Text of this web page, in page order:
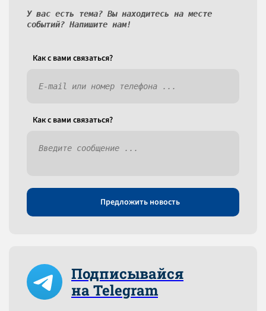
У вас есть тема? Вы находитесь на месте
событий? Напишите нам!
Как c вами связаться?
Как c вами связаться?
Предложить новость
Подписывайся
на Telegram